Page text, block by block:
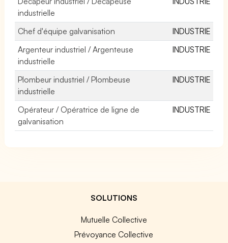
industrielle
Chef d'équipe galvanisation
INDUSTRIE
Argenteur industriel / Argenteuse
industrielle
INDUSTRIE
Plombeur industriel / Plombeuse
industrielle
INDUSTRIE
Opérateur / Opératrice de ligne de
galvanisation
INDUSTRIE
SOLUTIONS
Mutuelle Collective
Prévoyance Collective